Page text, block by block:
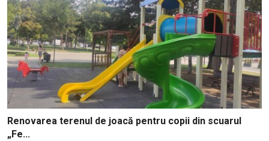
Renovarea terenul de joacă pentru copii din scuarul
„Fe...